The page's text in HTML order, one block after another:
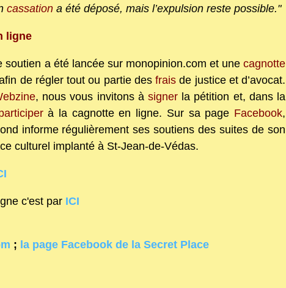
cassation a été déposé, mais l’expulsion reste possible."
ligne
soutien a été lancée sur monopinion.com et unecagnotte
de régler tout ou partie des frais de justice et d’avocat.
, nous vous invitons à signerla pétition et, dans la
à la cagnotte en ligne. Sur sa page Facebook,
informe régulièrement ses soutiens des suites de son
culturel implanté à St-Jean-de-Védas.
c'est par ICI
; la page Facebook de la Secret Place